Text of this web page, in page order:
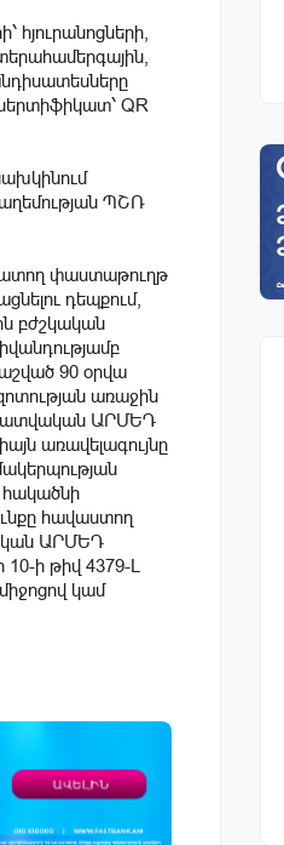
QR
ՊՇՌ
փաստաթուղթ
դեպքում,
բժշկական
90 օրվա
առաջին
ԱՐՄԵԴ
առավելագույնը
հակածնի
հավաստող
ԱՐՄԵԴ
ի թիվ 4379-Լ
կամ